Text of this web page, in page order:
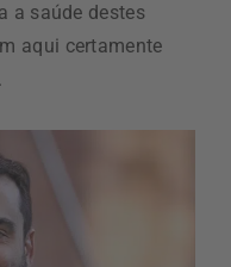
a saúde destes
aqui certamente